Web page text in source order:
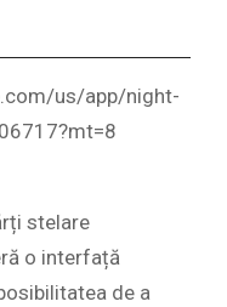
us/app/night-
stelare
o interfață
de a